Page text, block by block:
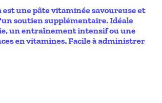
une pâte vitaminée savoureuse et
soutien supplémentaire. Idéale
un entraînement intensif ou une
en vitamines. Facile à administrer